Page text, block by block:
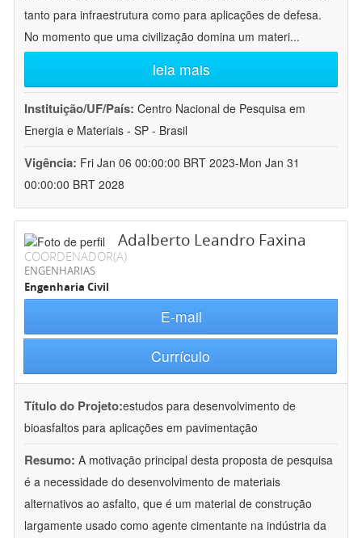
tanto para infraestrutura como para aplicações de defesa.
No momento que uma civilização domina um materi...
leia mais
Instituição/UF/País: Centro Nacional de Pesquisa em
Energia e Materiais - SP - Brasil
Vigência: Fri Jan 06 00:00:00 BRT 2023-Mon Jan 31
00:00:00 BRT 2028
Adalberto Leandro Faxina
COORDENADOR(A)
ENGENHARIAS
Engenharia Civil
E-mail
Currículo
Título do Projeto:estudos para desenvolvimento de
bioasfaltos para aplicações em pavimentação
Resumo: A motivação principal desta proposta de pesquisa
é a necessidade do desenvolvimento de materiais
alternativos ao asfalto, que é um material de construção
largamente usado como agente cimentante na indústria da